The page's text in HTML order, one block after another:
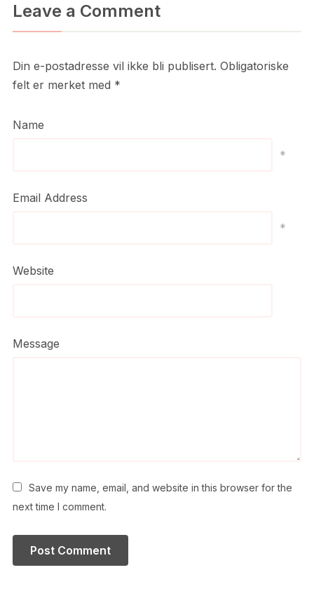
Leave a Comment
Din e-postadresse vil ikke bli publisert. Obligatoriske
felt er merket med *
Name
*
Email Address
*
Website
Message
Save my name, email, and website in this browser for the
next time I comment.